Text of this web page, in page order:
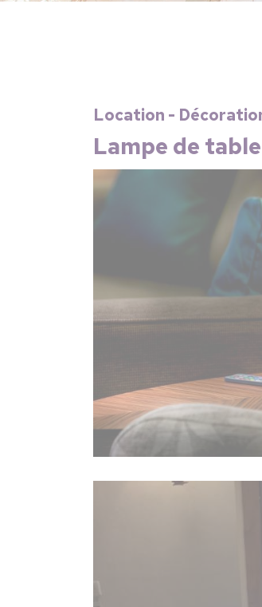
Location -
Lampe de